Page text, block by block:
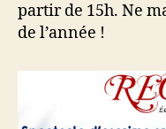
partir de 15h. Ne
de l’année !